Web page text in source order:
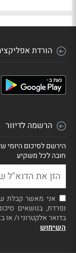
הורדת
הרשמה לדיוור
הירשם לסיכום היומי
חובה לכל משקיע
אני מאשר קבלת
נפרדת, בנושאים
בדואר אלקטרוני ו/ או
השימוש